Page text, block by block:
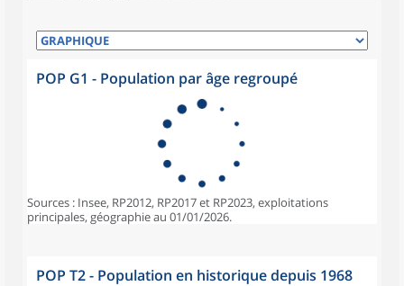
POP G1 - Population par âge regroupé
Sources : Insee, RP2012, RP2017 et RP2023, exploitations
principales, géographie au 01/01/2026.
POP T2 - Population en historique depuis 1968